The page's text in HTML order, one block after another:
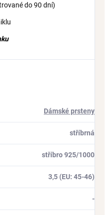
do 90 dní)
Dámské prsteny
stříbrná
stříbro 925/1000
3,5 (EU: 45-46)
-